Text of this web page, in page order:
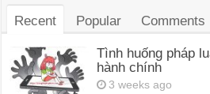
Recent Popular Comments
Tình huống pháp
hành chính
3 weeks ago